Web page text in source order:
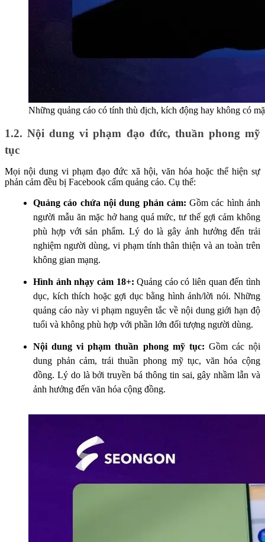
Những quảng cáo có tính thù địch, kích động hay không có
1.2. Nội dung vi phạm đạo đức, thuần phong mỹ
tục
Mọi nội dung vi phạm đạo đức xã hội, văn hóa hoặc thể hiện sự
phản cảm đều bị Facebook cấm quảng cáo. Cụ thể:
Quảng cáo chứa nội dung phản cảm: Gồm các hình ảnh
người mẫu ăn mặc hở hang quá mức, tư thế gợi cảm không
phù hợp với sản phẩm. Lý do là gây ảnh hưởng đến trải
nghiệm người dùng, vi phạm tính thân thiện và an toàn trên
không gian mạng.
Hình ảnh nhạy cảm 18+: Quảng cáo có liên quan đến tình
dục, kích thích hoặc gợi dục bằng hình ảnh/lời nói. Những
quảng cáo này vi phạm nguyên tắc về nội dung giới hạn độ
tuổi và không phù hợp với phần lớn đối tượng người dùng.
Nội dung vi phạm thuần phong mỹ tục: Gồm các nội
dung phản cảm, trái thuần phong mỹ tục, văn hóa cộng
đồng. Lý do là bởi truyền bá thông tin sai, gây nhầm lẫn và
ảnh hưởng đến văn hóa cộng đồng.